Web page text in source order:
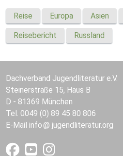
Reise Europa Asien
Reisebericht Russland
Dachverband Jugendliteratur e.V.
Steinerstraße 15, Haus B
D - 81369 München
Tel. 0049 (0) 89 45 80 806
E-Mail info jugendliteratur.org